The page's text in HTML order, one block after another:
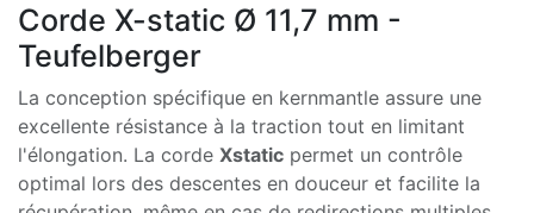
Corde X-static Ø 11,7 mm -
Teufelberger
La conception spécifique en kernmantle assure une
excellente résistance à la traction tout en limitant
l'élongation. La corde Xstatic permet un contrôle
optimal lors des descentes en douceur et facilite la